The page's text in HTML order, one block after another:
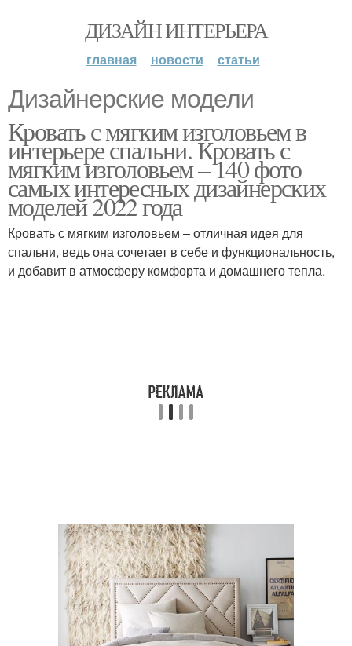
ДИЗАЙН ИНТЕРЬЕРА
главная новости статьи
Дизайнерские модели
Кровать с мягким изголовьем в
интерьере спальни. Кровать с
мягким изголовьем – 140 фото
самых интересных дизайнерских
моделей 2022 года
Кровать с мягким изголовьем – отличная идея для
спальни, ведь она сочетает в себе и функциональность,
и добавит в атмосферу комфорта и домашнего тепла.